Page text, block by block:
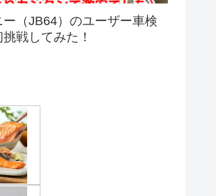
ー（JB64）のユーザー車検
戦してみた！